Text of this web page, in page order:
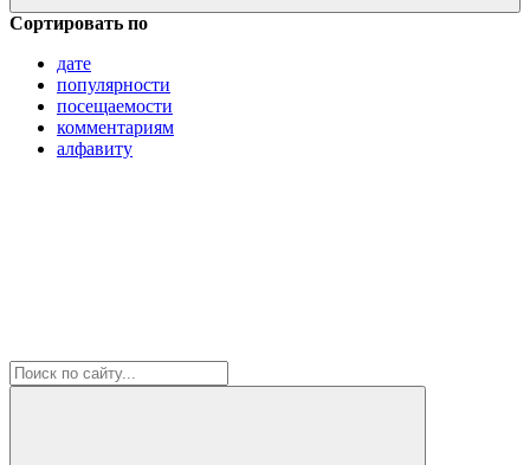
Сортировать по
дате
популярности
посещаемости
комментариям
алфавиту